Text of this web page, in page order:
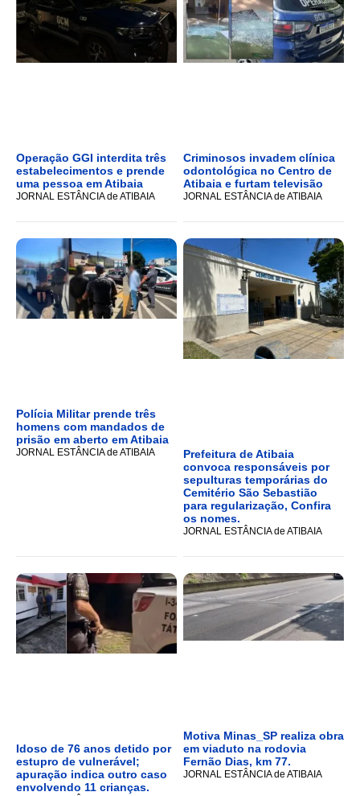
Operação GGI interdita três
estabelecimentos e prende
uma pessoa em Atibaia
JORNAL ESTÂNCIA de ATIBAIA
Criminosos invadem clínica
odontológica no Centro de
Atibaia e furtam televisão
JORNAL ESTÂNCIA de ATIBAIA
Polícia Militar prende três
homens com mandados de
prisão em aberto em Atibaia
JORNAL ESTÂNCIA de ATIBAIA
Prefeitura de Atibaia
convoca responsáveis por
sepulturas temporárias do
Cemitério São Sebastião
para regularização, Confira
os nomes.
JORNAL ESTÂNCIA de ATIBAIA
Idoso de 76 anos detido por
estupro de vulnerável;
apuração indica outro caso
envolvendo 11 crianças.
Motiva Minas_SP realiza obra
em viaduto na rodovia
Fernão Dias, km 77.
JORNAL ESTÂNCIA de ATIBAIA